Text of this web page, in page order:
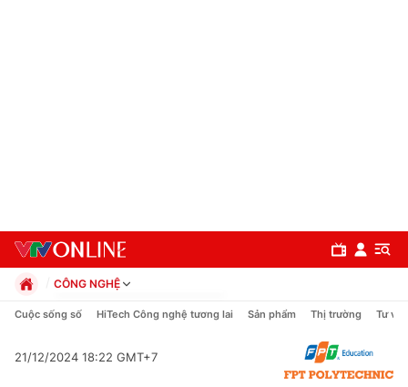
CÔNG NGHỆ
Chính trị
Pháp luật
Cuộc sống số HiTech Công nghệ tương lai Sản phẩm Thị trường Tư vấn
21/12/2024 18:22 GMT+7